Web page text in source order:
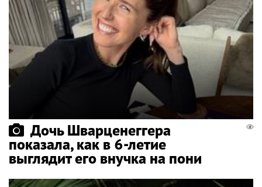
Дочь Шварценеггера
показала, как в 6-летие
выглядит его внучка на пони